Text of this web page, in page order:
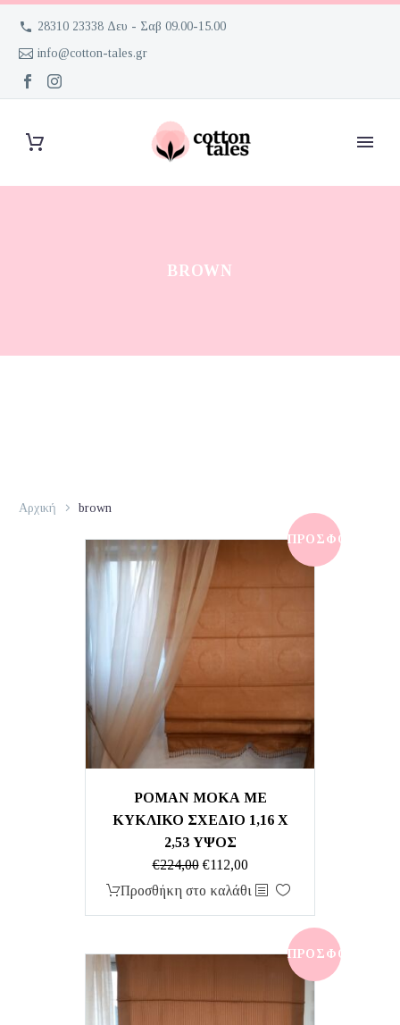
28310 23338 Δευ - Σαβ 09.00-15.00
info@cotton-tales.gr
BROWN
Αρχική brown
ΠΡΟΣΦΟΡΆ!
ΡΟΜΑΝ ΜΟΚΑ ΜΕ
ΚΥΚΛΙΚΟ ΣΧΕΔΙΟ 1,16 Χ
2,53 ΥΨΟΣ
€224,00 Original
price
€112,00Η
τρέχουσα
€112,00.
Προσθήκη στο καλάθι
ΠΡΟΣΦΟΡΆ!